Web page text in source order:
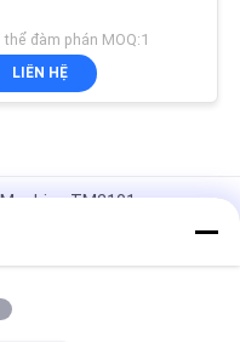
thể đàm phán MOQ:1
LIÊN HỆ
TM2101
năng lập trình được
bị với điều khiển máy